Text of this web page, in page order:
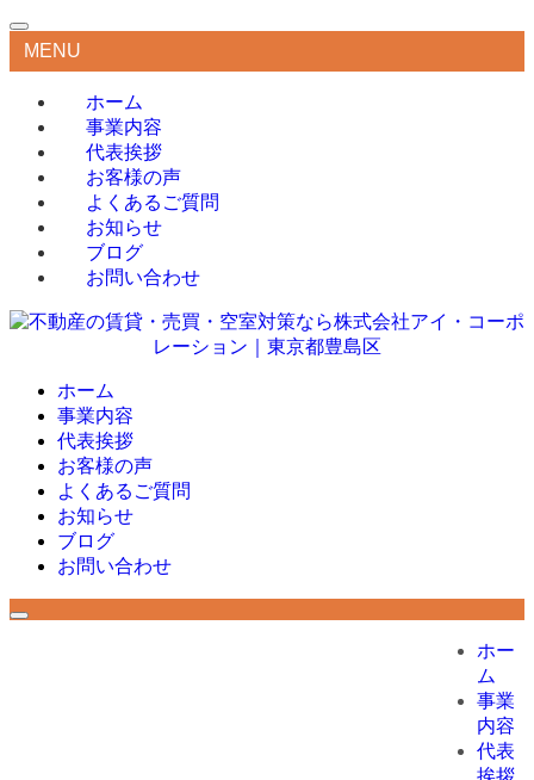
MENU
ホーム
事業内容
代表挨拶
お客様の声
よくあるご質問
お知らせ
ブログ
お問い合わせ
ホーム
事業内容
代表挨拶
お客様の声
よくあるご質問
お知らせ
ブログ
お問い合わせ
ホー
ム
事業
内容
代表
挨拶